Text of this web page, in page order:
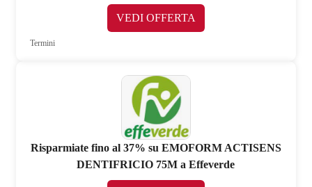
VEDI OFFERTA
Termini
Risparmiate fino al 37% su EMOFORM ACTISENS
DENTIFRICIO 75M a Effeverde